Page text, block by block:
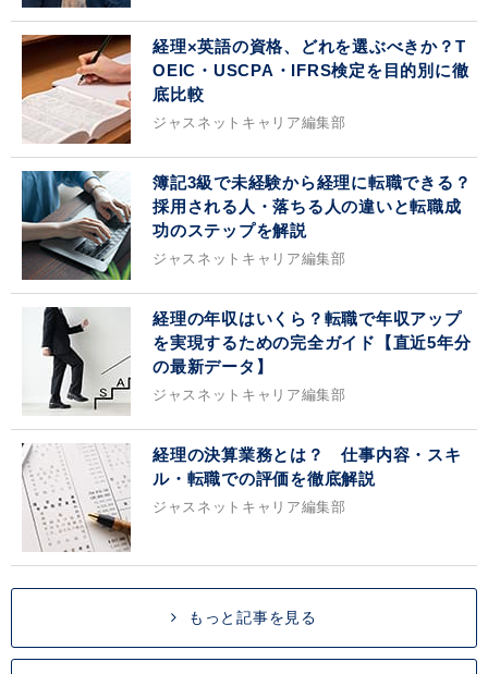
経理×英語の資格、どれを選ぶべきか？T
OEIC・USCPA・IFRS検定を目的別に徹
底比較
ジャスネットキャリア編集部
簿記3級で未経験から経理に転職できる？
採用される人・落ちる人の違いと転職成
功のステップを解説
ジャスネットキャリア編集部
経理の年収はいくら？転職で年収アップ
を実現するための完全ガイド【直近5年分
の最新データ】
ジャスネットキャリア編集部
経理の決算業務とは？ 仕事内容・スキ
ル・転職での評価を徹底解説
ジャスネットキャリア編集部
もっと記事を見る